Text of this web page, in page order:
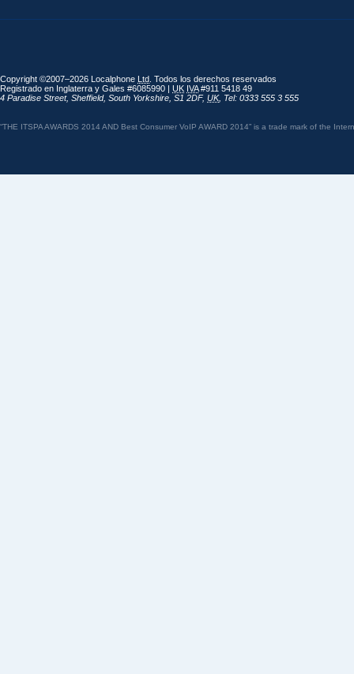
Copyright ©2007–2026 Localphone Ltd . Todos los derechos reservados
Registrado en Inglaterra y Gales #6085990 | UK IVA#911 5418 49
4 Paradise Street, Sheffield, South Yorkshire S1 2DF, UK, Tel: 0333 555 3 555
“THE ITSPA AWARDS 2014 AND Best Consumer VoIP AWARD 2014” is a trade mark of the